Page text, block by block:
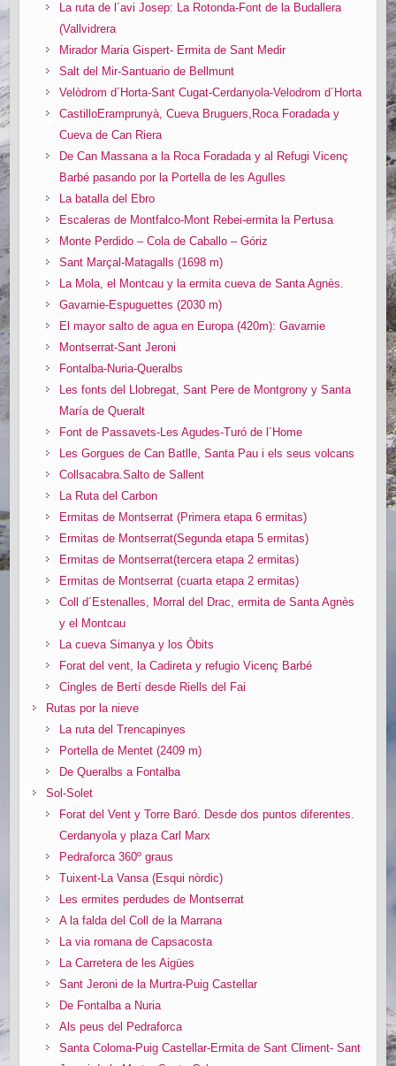
La ruta de l´avi Josep: La Rotonda-Font de la Budallera
(Vallvidrera
Mirador Maria Gispert- Ermita de Sant Medir
Salt del Mir-Santuario de Bellmunt
Velòdrom d´Horta-Sant Cugat-Cerdanyola-Velodrom d´Horta
CastilloEramprunyà, Cueva Bruguers,Roca Foradada y
Cueva de Can Riera
De Can Massana a la Roca Foradada y al Refugi Vicenç
Barbé pasando por la Portella de les Agulles
La batalla del Ebro
Escaleras de Montfalco-Mont Rebei-ermita la Pertusa
Monte Perdido – Cola de Caballo – Góriz
Sant Marçal-Matagalls (1698 m)
La Mola, el Montcau y la ermita cueva de Santa Agnès.
Gavarnie-Espuguettes (2030 m)
El mayor salto de agua en Europa (420m): Gavarnie
Montserrat-Sant Jeroni
Fontalba-Nuria-Queralbs
Les fonts del Llobregat, Sant Pere de Montgrony y Santa
María de Queralt
Font de Passavets-Les Agudes-Turó de l´Home
Les Gorgues de Can Batlle, Santa Pau i els seus volcans
Collsacabra.Salto de Sallent
La Ruta del Carbon
Ermitas de Montserrat (Primera etapa 6 ermitas)
Ermitas de Montserrat(Segunda etapa 5 ermitas)
Ermitas de Montserrat(tercera etapa 2 ermitas)
Ermitas de Montserrat (cuarta etapa 2 ermitas)
Coll d´Estenalles, Morral del Drac, ermita de Santa Agnès
y el Montcau
La cueva Simanya y los Òbits
Forat del vent, la Cadireta y refugio Vicenç Barbé
Cingles de Bertí desde Riells del Fai
Rutas por la nieve
La ruta del Trencapinyes
Portella de Mentet (2409 m)
De Queralbs a Fontalba
Sol-Solet
Forat del Vent y Torre Baró. Desde dos puntos diferentes.
Cerdanyola y plaza Carl Marx
Pedraforca 360º graus
Tuixent-La Vansa (Esqui nòrdic)
Les ermites perdudes de Montserrat
A la falda del Coll de la Marrana
La via romana de Capsacosta
La Carretera de les Aigües
Sant Jeroni de la Murtra-Puig Castellar
De Fontalba a Nuria
Als peus del Pedraforca
Santa Coloma-Puig Castellar-Ermita de Sant Climent- Sant